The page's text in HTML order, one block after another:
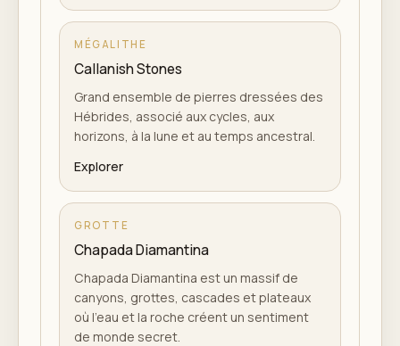
MÉGALITHE
Callanish Stones
Grand ensemble de pierres dressées des
Hébrides, associé aux cycles, aux
horizons, à la lune et au temps ancestral.
Explorer
GROTTE
Chapada Diamantina
Chapada Diamantina est un massif de
canyons, grottes, cascades et plateaux
où l'eau et la roche créent un sentiment
de monde secret.